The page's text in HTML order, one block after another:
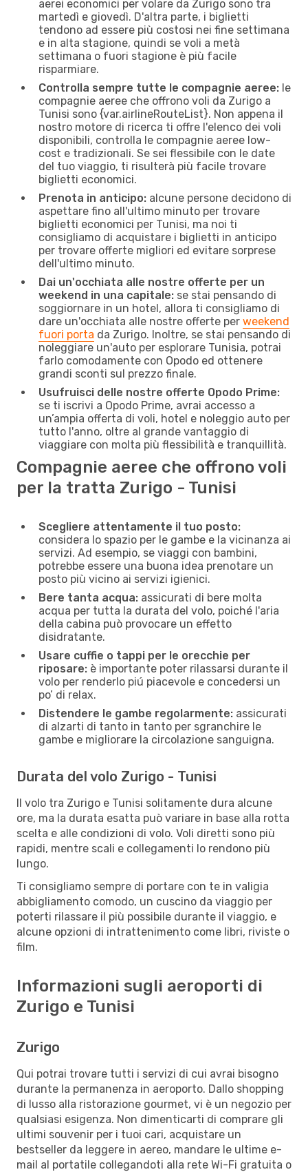
aerei economici per volare da Zurigo sono tra
martedì e giovedì. D'altra parte, i biglietti
tendono ad essere più costosi nei fine settimana
e in alta stagione, quindi se voli a metà
settimana o fuori stagione è più facile
risparmiare.
Controlla sempre tutte le compagnie aeree: le
compagnie aeree che offrono voli da Zurigo a
Tunisi sono {​var.airlineRouteList}. Non appena il
nostro motore di ricerca ti offre l'elenco dei voli
disponibili, controlla le compagnie aeree low-
cost e tradizionali. Se sei flessibile con le date
del tuo viaggio, ti risulterà più facile trovare
biglietti economici.
Prenota in anticipo: alcune persone decidono di
aspettare fino all'ultimo minuto per trovare
biglietti economici per Tunisi, ma noi ti
consigliamo di acquistare i biglietti in anticipo
per trovare offerte migliori ed evitare sorprese
dell'ultimo minuto.
Dai un'occhiata alle nostre offerte per un
weekend in una capitale: se stai pensando di
soggiornare in un hotel, allora ti consigliamo di
dare un'occhiata alle nostre offerte per weekend
fuori porta da Zurigo. Inoltre, se stai pensando di
noleggiare un'auto per esplorare Tunisia, potrai
farlo comodamente con Opodo ed ottenere
grandi sconti sul prezzo finale.
Usufruisci delle nostre offerte Opodo Prime:
se ti iscrivi a Opodo Prime, avrai accesso a
un’ampia offerta di voli, hotel e noleggio auto per
tutto l'anno, oltre al grande vantaggio di
viaggiare con molta più flessibilità e tranquillità.
Compagnie aeree che offrono voli
per la tratta Zurigo - Tunisi
Scegliere attentamente il tuo posto:
considera lo spazio per le gambe e la vicinanza ai
servizi. Ad esempio, se viaggi con bambini,
potrebbe essere una buona idea prenotare un
posto più vicino ai servizi igienici.
Bere tanta acqua: assicurati di bere molta
acqua per tutta la durata del volo, poiché l'aria
della cabina può provocare un effetto
disidratante.
Usare cuffie o tappi per le orecchie per
riposare: è importante poter rilassarsi durante il
volo per renderlo piú piacevole e concedersi un
po’ di relax.
Distendere le gambe regolarmente: assicurati
di alzarti di tanto in tanto per sgranchire le
gambe e migliorare la circolazione sanguigna.
Durata del volo Zurigo - Tunisi
Il volo tra Zurigo e Tunisi solitamente dura alcune
ore, ma la durata esatta può variare in base alla rotta
scelta e alle condizioni di volo. Voli diretti sono più
rapidi, mentre scali e collegamenti lo rendono più
lungo.
Ti consigliamo sempre di portare con te in valigia
abbigliamento comodo, un cuscino da viaggio per
poterti rilassare il più possibile durante il viaggio, e
alcune opzioni di intrattenimento come libri, riviste o
film.
Informazioni sugli aeroporti di
Zurigo e Tunisi
Zurigo
Qui potrai trovare tutti i servizi di cui avrai bisogno
durante la permanenza in aeroporto. Dallo shopping
di lusso alla ristorazione gourmet, vi è un negozio per
qualsiasi esigenza. Non dimenticarti di comprare gli
ultimi souvenir per i tuoi cari, acquistare un
bestseller da leggere in aereo, mandare le ultime e-
mail al portatile collegandoti alla rete Wi-Fi gratuita o